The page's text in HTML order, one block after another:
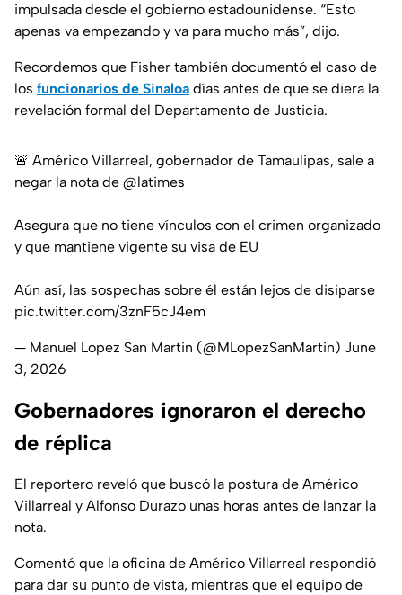
impulsada desde el gobierno estadounidense. “Esto
apenas va empezando y va para mucho más”, dijo.
Recordemos que Fisher también documentó el caso de
los funcionarios de Sinaloa días antes de que se diera la
revelación formal del Departamento de Justicia.
🚨 Américo Villarreal, gobernador de Tamaulipas, sale a
negar la nota de @latimes
Asegura que no tiene vínculos con el crimen organizado
y que mantiene vigente su visa de EU
Aún así, las sospechas sobre él están lejos de disiparse
pic.twitter.com/3znF5cJ4em
— Manuel Lopez San Martin (@MLopezSanMartin) June
3, 2026
Gobernadores ignoraron el derecho
de réplica
El reportero reveló que buscó la postura de Américo
Villarreal y Alfonso Durazo unas horas antes de lanzar la
nota.
Comentó que la oficina de Américo Villarreal respondió
para dar su punto de vista, mientras que el equipo de